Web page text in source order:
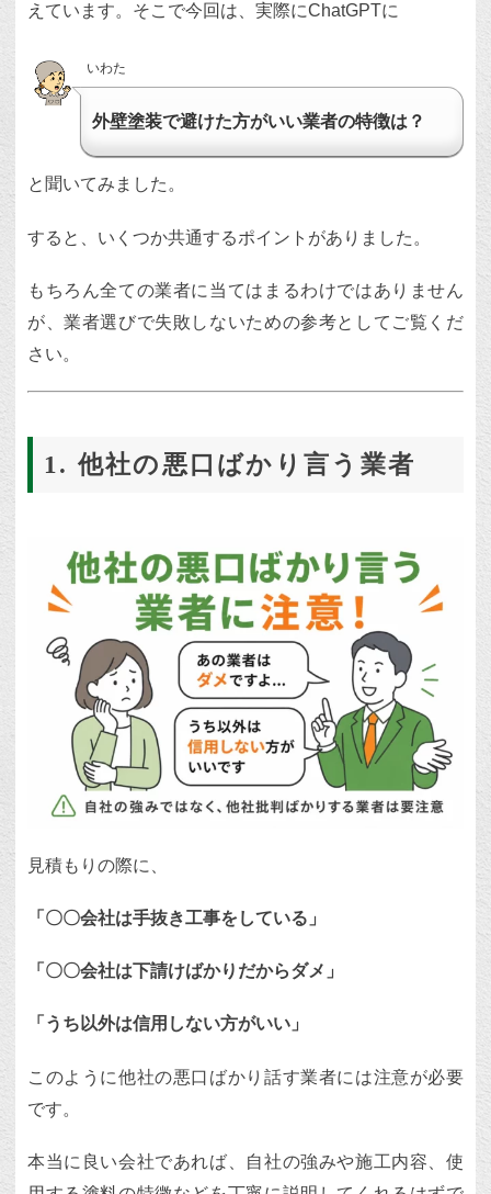
えています。そこで今回は、実際にChatGPTに
いわた
外壁塗装で避けた方がいい業者の特徴は？
と聞いてみました。
すると、いくつか共通するポイントがありました。
もちろん全ての業者に当てはまるわけではありません
が、業者選びで失敗しないための参考としてご覧くだ
さい。
1. 他社の悪口ばかり言う業者
見積もりの際に、
「〇〇会社は手抜き工事をしている」
「〇〇会社は下請けばかりだからダメ」
「うち以外は信用しない方がいい」
このように他社の悪口ばかり話す業者には注意が必要
です。
本当に良い会社であれば、自社の強みや施工内容、使